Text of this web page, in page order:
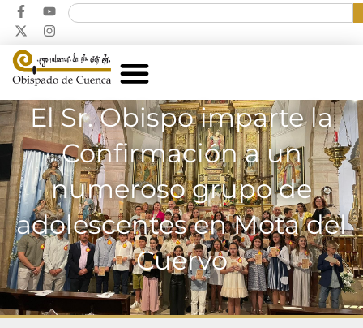
El Sr. Obispo imparte la
Confirmación a un
numeroso grupo de
adolescentes en Mota del
Cuervo